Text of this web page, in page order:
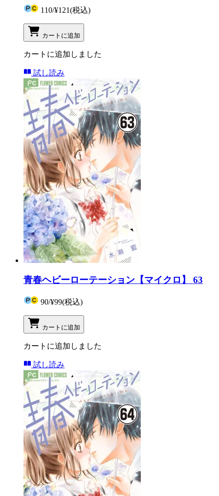
110/¥121(税込)
カートに追加
カートに追加しました
試し読み
青春ヘビーローテーション【マイクロ】 63
90/¥99(税込)
カートに追加
カートに追加しました
試し読み